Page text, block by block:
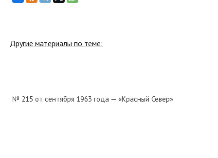
Другие материалы по теме:
№ 215 от сентября 1963 года — «Красный Север»